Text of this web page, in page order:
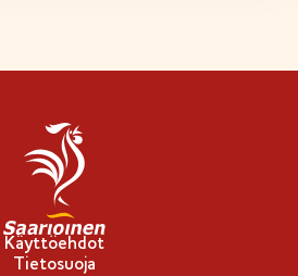
Käyttöehdot
Tietosuoja